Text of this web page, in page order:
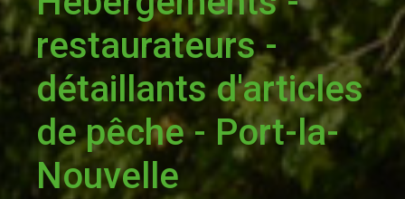
restaurateurs -
détaillants d'articles
de pêche - Port-la-
Nouvelle